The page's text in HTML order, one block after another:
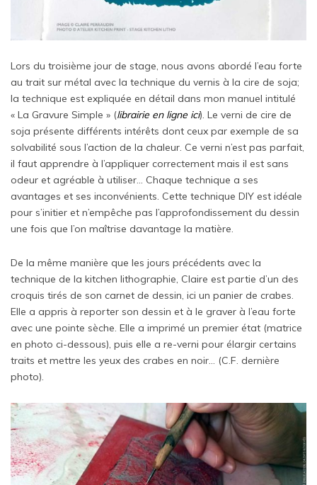
Lors du troisième jour de stage, nous avons abordé l’eau forte
au trait sur métal avec la technique du vernis à la cire de soja;
la technique est expliquée en détail dans mon manuel intitulé
« La Gravure Simple » (librairie en ligne ici). Le verni de cire de
soja présente différents intérêts dont ceux par exemple de sa
solvabilité sous l’action de la chaleur. Ce verni n’est pas parfait,
il faut apprendre à l’appliquer correctement mais il est sans
odeur et agréable à utiliser… Chaque technique a ses
avantages et ses inconvénients. Cette technique DIY est idéale
pour s’initier et n’empêche pas l’approfondissement du dessin
une fois que l’on maîtrise davantage la matière.
De la même manière que les jours précédents avec la
technique de la kitchen lithographie, Claire est partie d’un des
croquis tirés de son carnet de dessin, ici un panier de crabes.
Elle a appris à reporter son dessin et à le graver à l’eau forte
avec une pointe sèche. Elle a imprimé un premier état (matrice
en photo ci-dessous), puis elle a re-verni pour élargir certains
traits et mettre les yeux des crabes en noir… (C.F. dernière
photo).